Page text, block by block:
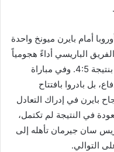
أمام بايرن ميونخ واحدة
الباريسي أداءً هجومياً
لافتاً على ملعب “حديقة الأمراء”، ليفوز بنتيجة 4:5. وفي مباراة
بل بادروا بافتتاح
بايرن في إدراك التعادل
في النتيجة لم تكتمل،
1:1، ويحسم باريس سان جيرمان تأهله إلى
التوالي.